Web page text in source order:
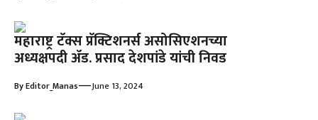
महाराष्ट्र टॅक्स प्रॅक्टिशनर्स असोसिएशनच्या
अध्यक्षपदी ॲड. प्रसाद देशपांडे यांची निवड
ByEditor_Manas—June 13, 2024